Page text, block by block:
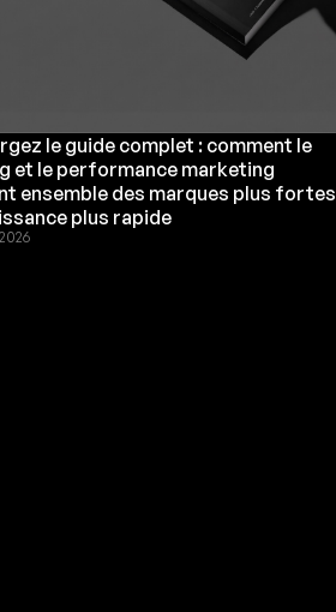
le guide complet : comment le
et le performance marketing
ensemble des marques plus fortes
plus rapide